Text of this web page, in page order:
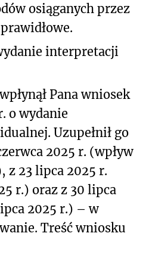
osiąganych przez
interpretacji
Pana wniosek
o wydanie
Uzupełnił go
2025 r. (wpływ
z 23 lipca 2025 r.
r.) oraz z 30 lipca
2025 r.) – w
Treść wniosku